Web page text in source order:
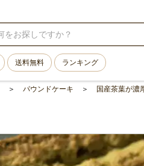
送料無料 ランキング
パウンドケーキ 国産茶葉が濃